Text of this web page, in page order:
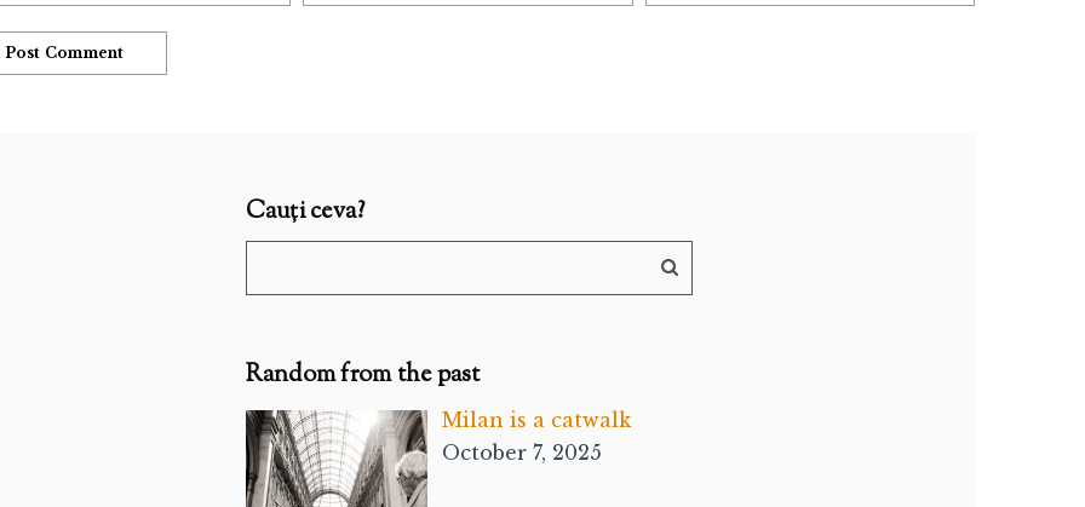
Cauți ceva?
Random from the past
Milan is a catwalk
October 7, 2025